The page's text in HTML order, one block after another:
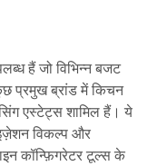
हैं जो विभिन्न बजट
प्रमुख ब्रांड में किचन
एस्टेट्स शामिल हैं। ये
विकल्प और
कॉन्फ़िगरेटर टूल्स के